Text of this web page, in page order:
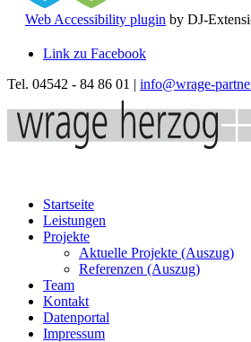
Web Accessibility plugin by DJ-
Link zu Facebook
Tel. 04542 - 84 86 01 | info@wrage-
Startseite
Leistungen
Projekte
Aktuelle Projekte (Auszug)
Referenzen (Auszug)
Team
Kontakt
Datenportal
Impressum